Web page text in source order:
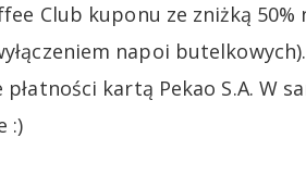
Club kuponu ze zniżką 50%
napoi
kartą Pekao S.A. W
:)